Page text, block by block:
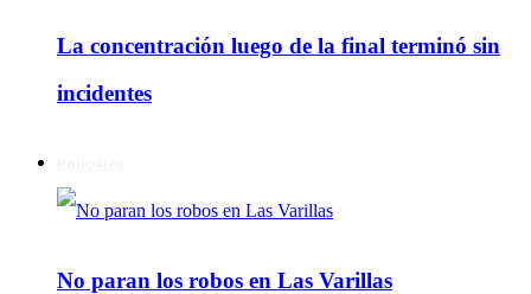
La concentración luego de la final terminó sin
incidentes
No paran los robos en Las Varillas